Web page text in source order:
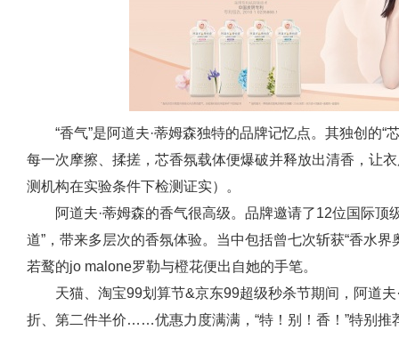
“香气”是阿道夫·蒂姆森独特的品牌记忆点。其独创的
每一次摩擦、揉搓，芯香氛载体便爆破并释放出清香，让
测机构在实验条件下检测证实）。
阿道夫·蒂姆森的香气很高级。品牌邀请了12位国际顶
道”，带来多层次的香氛体验。当中包括曾七次斩获“香水
若鹜的jo malone罗勒与橙花便出自她的手笔。
天猫、淘宝99划算节&京东99超级秒杀节期间，阿道
折、第二件半价……优惠力度满满，“特！别！香！”特别推